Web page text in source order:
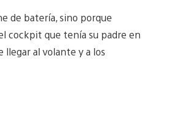
de batería, sino porque
cockpit que tenía su padre en
llegar al volante y a los